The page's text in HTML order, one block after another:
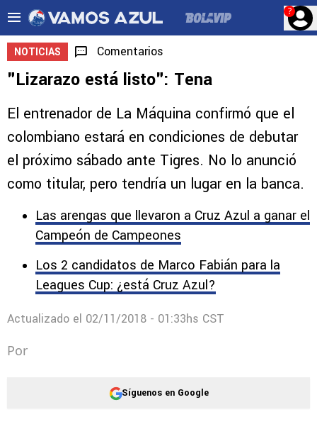
?
NOTICIAS Comentarios
"Lizarazo está listo": Tena
El entrenador de La Máquina confirmó que el
colombiano estará en condiciones de debutar
el próximo sábado ante Tigres. No lo anunció
como titular, pero tendría un lugar en la banca.
Las arengas que llevaron a Cruz Azul a ganar el
Campeón de Campeones
Los 2 candidatos de Marco Fabián para la
Leagues Cup: ¿está Cruz Azul?
Actualizado el 02/11/2018 - 01:33hs CST
Por
Síguenos en Google